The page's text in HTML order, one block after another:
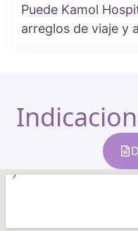
Puede Kamol
arreglos de viaje y